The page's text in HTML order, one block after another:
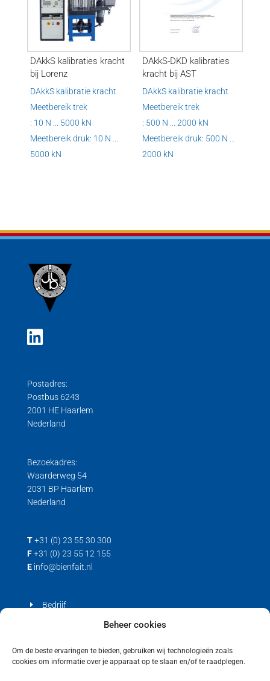
Beheer cookies
Om de beste ervaringen te bieden, gebruiken wij technologieën zoals
cookies om informatie over je apparaat op te slaan en/of te raadplegen.
DAkkS kalibraties kracht
bij Lorenz
DAkkS kalibratie kracht
Meetbereik trek
: 10 N ... 5000 kN
Meetbereik druk: 10 N ...
5000 kN
DAkkS-DKD kalibraties
kracht bij AST
DAkkS kalibratie kracht
Meetbereik trek
: 500 N ... 2000 kN
Meetbereik druk: 500 N ...
2000 kN
Postadres:
Postbus 6243
2001 HE Haarlem
Nederland
Bezoekadres:
Waarderweg 54
2031 BP Haarlem
Nederland
T +31 (0) 23 55 30 300
F +31 (0) 23 55 12 155
E info@bienfait.nl
Bedrijf